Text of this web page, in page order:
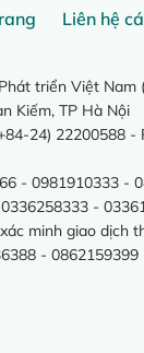
Liên hệ
triển Việt Nam
Kiếm, TP Hà Nội
24) 22200588 -
- 0981910333 -
-
minh giao dịch
- 0862159399